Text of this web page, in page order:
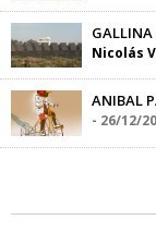
GALLINA
Nicolás
ANIBAL
- 26/12/